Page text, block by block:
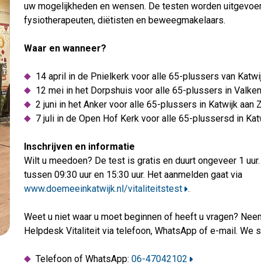
uw mogelijkheden en wensen. De testen worden
fysiotherapeuten, diëtisten en beweegmakelaars.
Waar en wanneer?
14 april in de Pnielkerk voor alle 65-plussers van
12 mei in het Dorpshuis voor alle 65-plussers in
2 juni in het Anker voor alle 65-plussers in Katwijk aan
7 juli in de Open Hof Kerk voor alle 65-plussersd in
Inschrijven en informatie
Wilt u meedoen? De test is gratis en duurt ongeveer 1
tussen 09:30 uur en 15:30 uur. Het aanmelden gaat via
www.doemeeinkatwijk.nl/vitaliteitstest .
Weet u niet waar u moet beginnen of heeft u vragen?
Helpdesk Vitaliteit via telefoon, WhatsApp of e-mail. We
Telefoon of WhatsApp:06-47042102